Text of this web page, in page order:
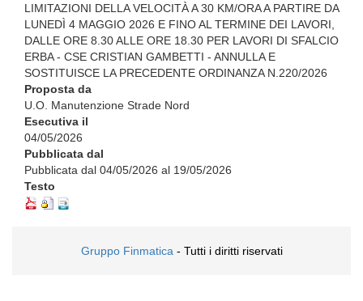
LIMITAZIONI DELLA VELOCITÀ A 30 KM/ORA A PARTIRE DA
LUNEDÌ 4 MAGGIO 2026 E FINO AL TERMINE DEI LAVORI,
DALLE ORE 8.30 ALLE ORE 18.30 PER LAVORI DI SFALCIO
ERBA - CSE CRISTIAN GAMBETTI - ANNULLA E
SOSTITUISCE LA PRECEDENTE ORDINANZA N.220/2026
Proposta da
U.O. Manutenzione Strade Nord
Esecutiva il
04/05/2026
Pubblicata dal
Pubblicata dal 04/05/2026 al 19/05/2026
Testo
Gruppo Finmatica - Tutti i diritti riservati